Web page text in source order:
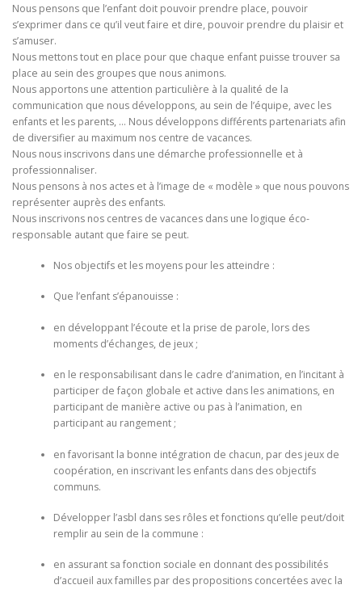
Nous pensons que l’enfant doit pouvoir prendre place, pouvoir
s’exprimer dans ce qu’il veut faire et dire, pouvoir prendre du plaisir et
s’amuser.
Nous mettons tout en place pour que chaque enfant puisse trouver sa
place au sein des groupes que nous animons.
Nous apportons une attention particulière à la qualité de la
communication que nous développons, au sein de l’équipe, avec les
enfants et les parents, … Nous développons différents partenariats afin
de diversifier au maximum nos centre de vacances.
Nous nous inscrivons dans une démarche professionnelle et à
professionnaliser.
Nous pensons à nos actes et à l’image de « modèle » que nous pouvons
représenter auprès des enfants.
Nous inscrivons nos centres de vacances dans une logique éco-
responsable autant que faire se peut.
Nos objectifs et les moyens pour les atteindre :
Que l’enfant s’épanouisse :
en développant l’écoute et la prise de parole, lors des
moments d’échanges, de jeux ;
en le responsabilisant dans le cadre d’animation, en l’incitant à
participer de façon globale et active dans les animations, en
participant de manière active ou pas à l’animation, en
participant au rangement ;
en favorisant la bonne intégration de chacun, par des jeux de
coopération, en inscrivant les enfants dans des objectifs
communs.
Développer l’asbl dans ses rôles et fonctions qu’elle peut/doit
remplir au sein de la commune :
en assurant sa fonction sociale en donnant des possibilités
d’accueil aux familles par des propositions concertées avec la